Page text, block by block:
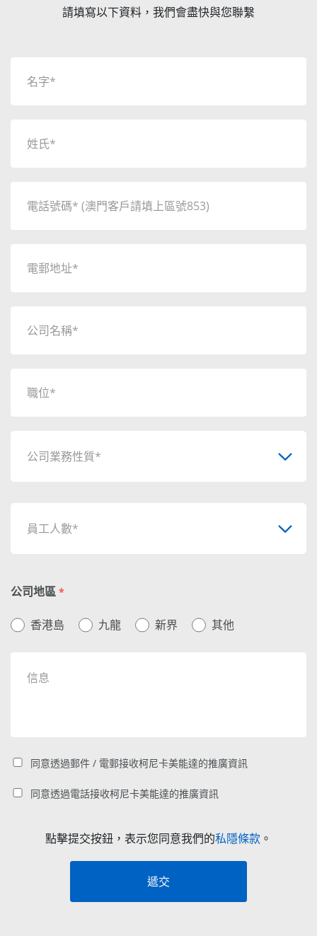
請填寫以下資料，我們會盡快與您聯繫
公司業務性質*
員工人數*
公司地區 *
香港島 九龍 新界 其他
同意透過郵件 / 電郵接收柯尼卡美能達的推廣資訊
同意透過電話接收柯尼卡美能達的推廣資訊
點擊提交按鈕，表示您同意我們的私隱條款 。
遞交